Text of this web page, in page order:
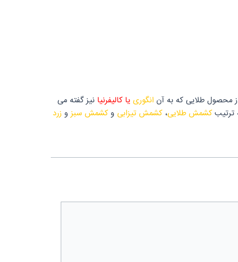
محصول طلایی که به آن انگوری یا کالیفرنیا نیز گفته می
کشمش طلایی، کشمش تیزابی وکشمش سبزو زرد